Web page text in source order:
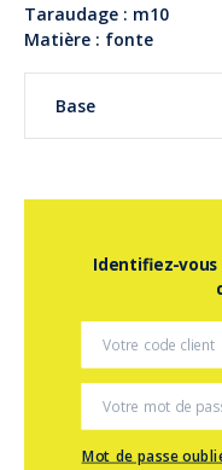
Taraudage : m10
Matière : fonte
Base
Identifiez-
Mot de passe